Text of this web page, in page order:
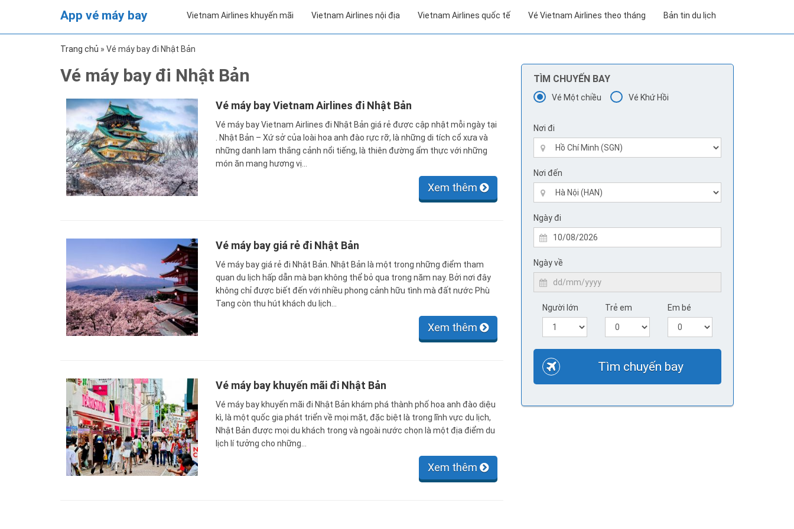
App vé máy bay Vietnam Airlines khuyến mãi Vietnam Airlines nội địa Vietnam Airlines quốc tế Vé Vietnam Airlines theo tháng Bản tin du lịch
Trang chủ » Vé máy bay đi Nhật Bản
Vé máy bay đi Nhật Bản
Vé máy bay Vietnam Airlines đi Nhật Bản
Vé máy bay Vietnam Airlines đi Nhật Bản giá rẻ được cập nhật mỗi ngày tại
. Nhật Bản – Xứ sở của loài hoa anh đào rực rỡ, là những di tích cổ xưa và
những danh lam thắng cảnh nổi tiếng, là thiên đường ẩm thực với những
món ăn mang hương vị…
Xem thêm
Vé máy bay giá rẻ đi Nhật Bản
Vé máy bay giá rẻ đi Nhật Bản. Nhật Bản là một trong những điểm tham
quan du lịch hấp dẫn mà bạn không thể bỏ qua trong năm nay. Bởi nơi đây
không chỉ được biết đến với nhiều phong cảnh hữu tình mà đất nước Phù
Tang còn thu hút khách du lịch…
Xem thêm
Vé máy bay khuyến mãi đi Nhật Bản
Vé máy bay khuyến mãi đi Nhật Bản khám phá thành phố hoa anh đào diệu
kì, là một quốc gia phát triển về mọi mặt, đặc biệt là trong lĩnh vực du lịch,
Nhật Bản được mọi du khách trong và ngoài nước chọn là một địa điểm du
lịch lí tưởng cho những…
Xem thêm
TÌM CHUYẾN BAY
Vé Một chiều Vé Khứ Hồi
Nơi đi
Nơi đến
Ngày đi
Ngày về
Người lớn Trẻ em Em bé
Tìm chuyến bay